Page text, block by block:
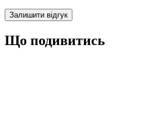
Залишити відгук
Що подивитись